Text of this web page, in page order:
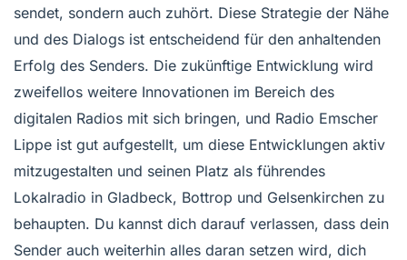
sendet, sondern auch zuhört. Diese Strategie der Nähe
und des Dialogs ist entscheidend für den anhaltenden
Erfolg des Senders. Die zukünftige Entwicklung wird
zweifellos weitere Innovationen im Bereich des
digitalen Radios mit sich bringen, und Radio Emscher
Lippe ist gut aufgestellt, um diese Entwicklungen aktiv
mitzugestalten und seinen Platz als führendes
Lokalradio in Gladbeck, Bottrop und Gelsenkirchen zu
behaupten. Du kannst dich darauf verlassen, dass dein
Sender auch weiterhin alles daran setzen wird, dich